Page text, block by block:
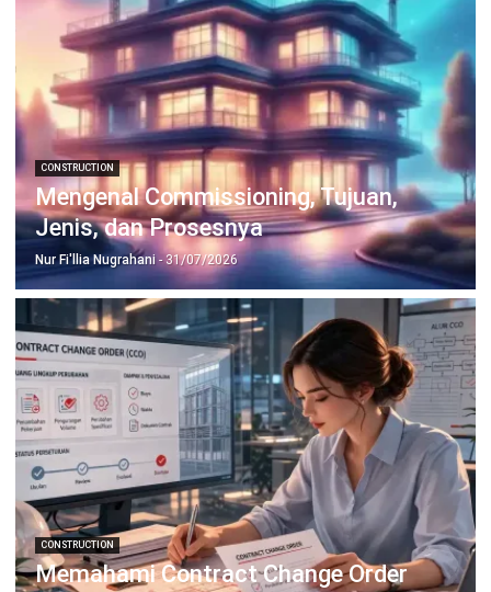
Wawasan Bisnis
Pelajari Lebih Lanjut Tentang Software untuk